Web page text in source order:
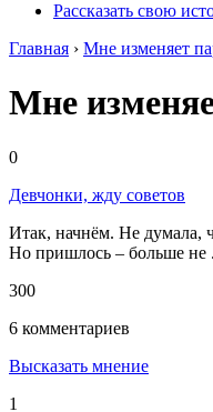
Рассказать свою
Главная › Мне изменяет
Мне
0
Девчонки, жду советов
Итак, начнём. Не думала,
Но пришлось – больше не
300
6 комментариев
Высказать мнение
1